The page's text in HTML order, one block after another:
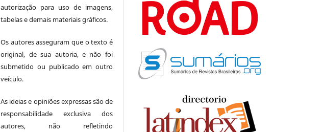
autorização para uso de imagens,
tabelas e demais materiais gráficos.
Os autores asseguram que o texto é
original, de sua autoria, e não foi
submetido ou publicado em outro
veículo.
As ideias e opiniões expressas são de
responsabilidade exclusiva dos
autores, não refletindo